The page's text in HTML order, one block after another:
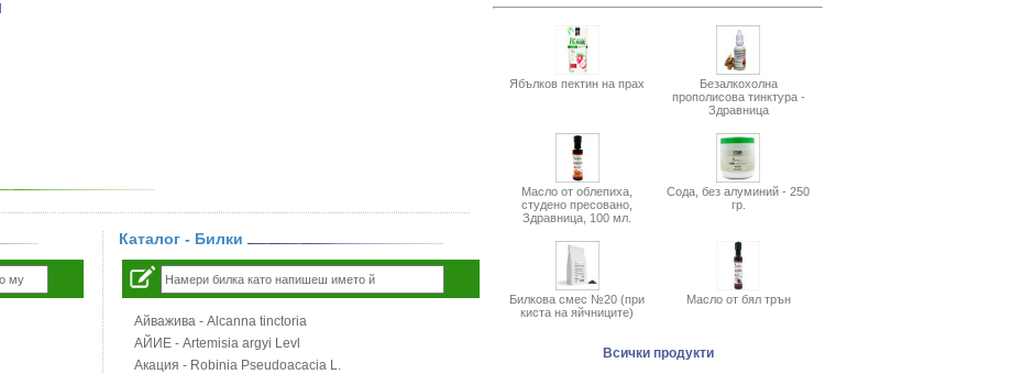
Каталог - Билки
Айважива - Alcanna tinctoria
АЙИЕ - Artemisia argyi Levl
Акация - Robinia Pseudoacacia L.
Ябълков пектин на прах
Безалкохолна
прополисова тинктура -
Здравница
Масло от облепиха,
студено пресовано,
Здравница, 100 мл.
Сода, без алуминий - 250
гр.
Билкова смес №20 (при
киста на яйчниците)
Масло от бял трън
Всички продукти